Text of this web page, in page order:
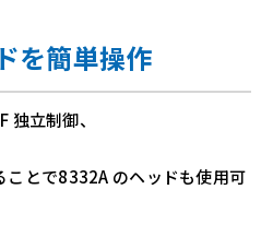
を簡単操作
立制御、
ことで8332A のヘッドも使用可